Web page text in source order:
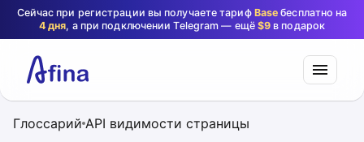
Сейчас при регистрации вы получаете тариф Base бесплатно на
4 дня, а при подключении Telegram — ещё $9 в подарок
Глоссарий API видимости страницы